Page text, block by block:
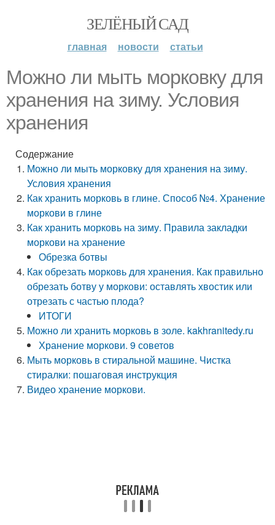
ЗЕЛЁНЫЙ САД
главная новости статьи
Можно ли мыть морковку для
хранения на зиму. Условия
хранения
Содержание
Можно ли мыть морковку для хранения на зиму.
Условия хранения
Как хранить морковь в глине. Способ №4. Хранение
моркови в глине
Как хранить морковь на зиму. Правила закладки
моркови на хранение
Обрезка ботвы
Как обрезать морковь для хранения. Как правильно
обрезать ботву у моркови: оставлять хвостик или
отрезать с частью плода?
ИТОГИ
Можно ли хранить морковь в золе. kakhranitedy.ru
Хранение моркови. 9 советов
Мыть морковь в стиральной машине. Чистка
стиралки: пошаговая инструкция
Видео хранение моркови.